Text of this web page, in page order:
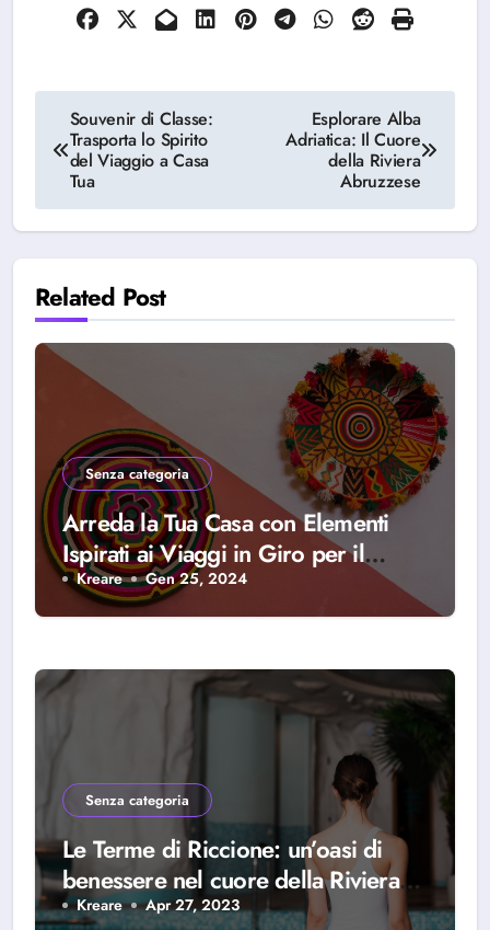
Navigazione
articoli
Souvenir di Classe:
Trasporta lo Spirito
del Viaggio a Casa
Tua
Esplorare Alba
Adriatica: Il Cuore
della Riviera
Abruzzese
Related Post
Senza categoria
Arreda la Tua Casa con Elementi
Ispirati ai Viaggi in Giro per il
Mondo
Kreare Gen 25, 2024
Senza categoria
Le Terme di Riccione: un’oasi di
benessere nel cuore della Riviera
Romagnola
Kreare Apr 27, 2023